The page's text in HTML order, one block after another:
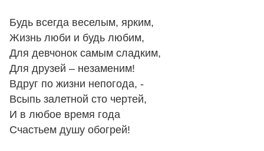
Будь всегда веселым, ярким,
Жизнь люби и будь любим,
Для девчонок самым сладким,
Для друзей – незаменим!
Вдруг по жизни непогода, -
Всыпь залетной сто чертей,
И в любое время года
Счастьем душу обогрей!